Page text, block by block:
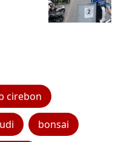
cirebon
bonsai